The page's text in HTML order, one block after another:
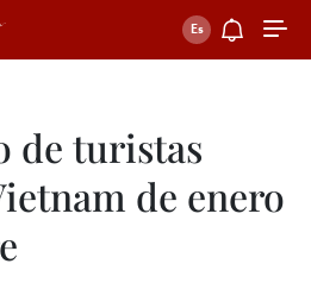
de turistas
de enero